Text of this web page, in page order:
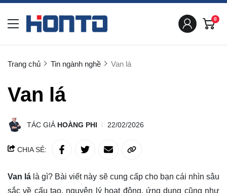
0
Trang chủ Tin ngành nghề Van lá
Van lá
TÁC GIẢ HOÀNG PHI 22/02/2026
CHIA SẺ:
Van lá là gì? Bài viết này sẽ cung cấp cho bạn cái nhìnsâu
sắcvề cấu tạo, nguyên lý hoạt động, ứng dụng cũng như